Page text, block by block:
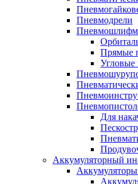
Пневмодрели
Прямые
Для
Аккумуляторный